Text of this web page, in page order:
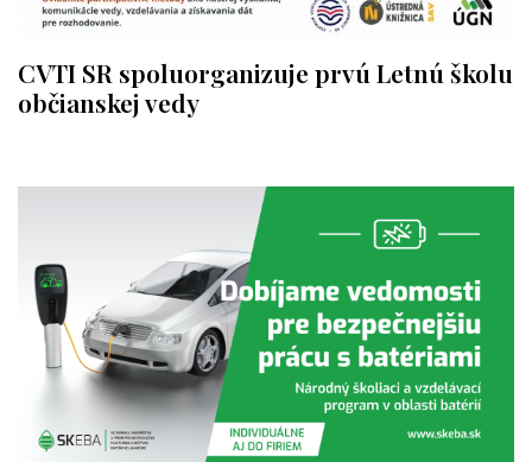
CVTI SR spoluorganizuje prvú Letnú školu
občianskej vedy